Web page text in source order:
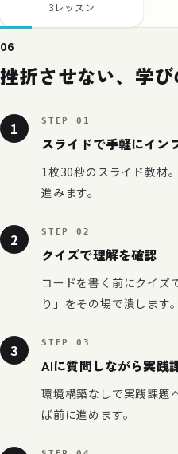
3レッスン
06
挫折させない、学
1 STEP 01
スライドで手軽にイン
1枚30秒のスライド教材
進みます。
2 STEP 02
クイズで理解を確認
コードを書く前にクイズ
り」をその場で潰します。
3 STEP 03
AIに質問しながら実践
環境構築なしで実践課題
ば前に進めます。